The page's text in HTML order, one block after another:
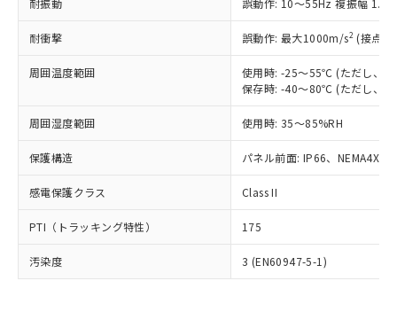
耐振動 誤動作: 10～55Hz 複振幅
耐衝撃 誤動作: 最大1000m/s2 (接点
周囲温度範囲
使用時: -25～55℃ (ただし、氷
保存時: -40～80℃ (ただし、氷
周囲湿度範囲 使用時: 35～85%RH
保護構造 パネル前面: IP66、NEMA4X,
感電保護クラス Class II
PTI（トラッキング特性） 175
汚染度 3 (EN60947-5-1)
正式な納期状況および標準価格はお客
様のお取引先、またはお客様担当のオ
ムロン制御機器販売店・当社販売員に
オムロン制御機器販売店や当社販売拠
販売ネットワーク
」をご確認
在庫状況および標準価格結果を当社の
事前の承諾なく第三者に漏洩または開
示しないようお願いします。
マイパーツ機能（部品リスト作成サー
ビス）をご利用いただくには、I-Web
メンバーズにご登録されている必要が
お客様が当ウェブサイト上で当社にご
但し、RoHS指令で産業用監視および制御機器に対する
適用除外項目は除く。
フタル酸エステル類の４物質については閾値を超える意
図的な使用がないことを確認しています。
部品在庫の切り替え状況などにより、予定
月が前後することがあります。
※3 非含有証明書ダウンロード
DBP(フタル酸ジブチル) : 1000ppm、 DIBP(フタル酸ジ
イソブチル) : 1000ppm、 BBP(フタル酸ブチルベンジ
DEHP(フタル酸ビス(2-エチルヘキシル)) : 1000ppm
準値以下であることを示します。
「10」：通常の使用状況下において有害物
質が外部に漏えいし、環境に深刻な影響を
及ぼさない年数を意味します。
「－」：未確認です。当社販売部門へお問
全に破砕するなど、違法に輸出されな
いよう必要な手段を講じます。
当社は貴社製品を、核兵器、ミサイ
ル、化学兵器、生物兵器またはその他
武器並びにこれらの製造装置等に一切
当社は、貴社製品を第三者に販売する
場合は、上記1、2および3の内容を当
該第三者に通知します。また当社は、
販売先および販売に係わる関係者が違
法に輸出するおそれがある場合は、取
り引きをいたしません。
一定数には満たないが在庫あり
－
在庫なし(最新の在庫状況につ
いては、お客様のお取引先、ま
たはお客様担当のオムロン制御
機器販売店・当社販売員にご確
空
受注生産機種、また在庫状況の
情報を公開していない機種